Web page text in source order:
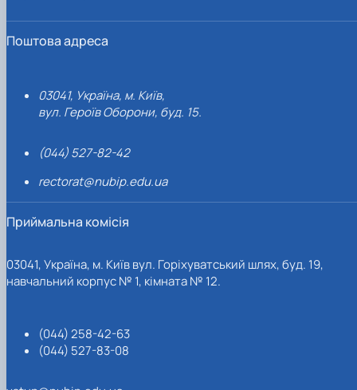
Поштова адреса
03041, Україна, м. Київ,
вул. Героїв Оборони, буд. 15.
(044) 527-82-42
rectorat@nubip.edu.ua
Приймальна комісія
03041, Україна, м. Київ вул. Горіхуватський шлях, буд. 19,
навчальний корпус № 1, кімната № 12.
(044) 258-42-63
(044) 527-83-08